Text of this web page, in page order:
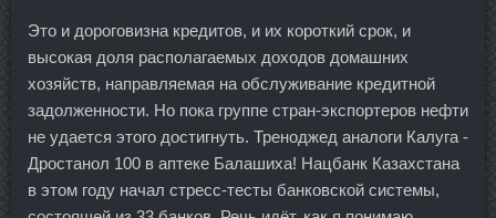
Это и дороговизна кредитов, и их короткий срок, и
высокая доля располагаемых доходов домашних
хозяйств, направляемая на обслуживание кредитной
задолженности. Но пока группе стран-экспортеров нефти
не удается этого достигнуть. Треноджед аналоги Калуга -
Дростанол 100 в аптеке Балашиха! Нацбанк Казахстана
в этом году начал стресс-тесты банковской системы,